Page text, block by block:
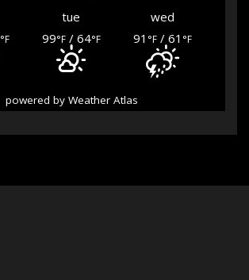
tue
wed
°F 99°F/ 64°F 91 °F/ 61 °F
powered by Weather Atlas